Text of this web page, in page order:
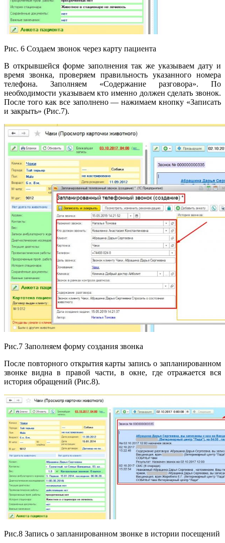
Рис. 6 Создаем звонок через карту пациента
В открывшейся форме заполнения так же указываем дату и
время звонка, проверяем правильность указанного номера
телефона. Заполняем «Содержание разговора». По
необходимости указываем кто именно должен сделать звонок.
После того как все заполнено — нажимаем кнопку «Записать
и закрыть» (Рис.7).
Рис.7 Заполняем форму создания звонка
После повторного открытия карты запись о запланированном
звонке видна в правой части, в окне, где отражается вся
история обращений (Рис.8).
Рис.8 Запись о запланированном звонке в истории посещений